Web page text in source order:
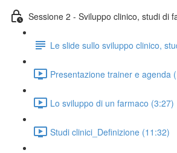
Sessione 2 - Sviluppo clinico, studi di
Le slide sullo sviluppo clinico,
Presentazione trainer e agenda
Lo sviluppo di un farmaco (3:27)
Studi clinici_Definizione (11:32)